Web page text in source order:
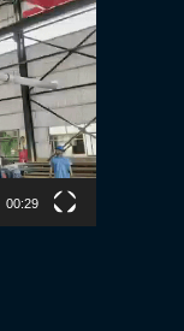
00:29